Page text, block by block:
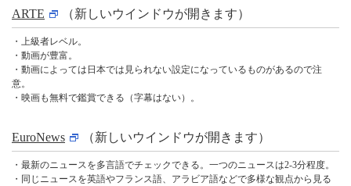
ARTE （新しいウインドウが開きます）
・上級者レベル。
・動画が豊富。
・動画によっては日本では見られない設定になっているものがあるので注
意。
・映画も無料で鑑賞できる（字幕はない）。
EuroNews （新しいウインドウが開きます）
・最新のニュースを多言語でチェックできる。一つのニュースは2-3分程度。
・同じニュースを英語やフランス語、アラビア語などで多様な観点から見る